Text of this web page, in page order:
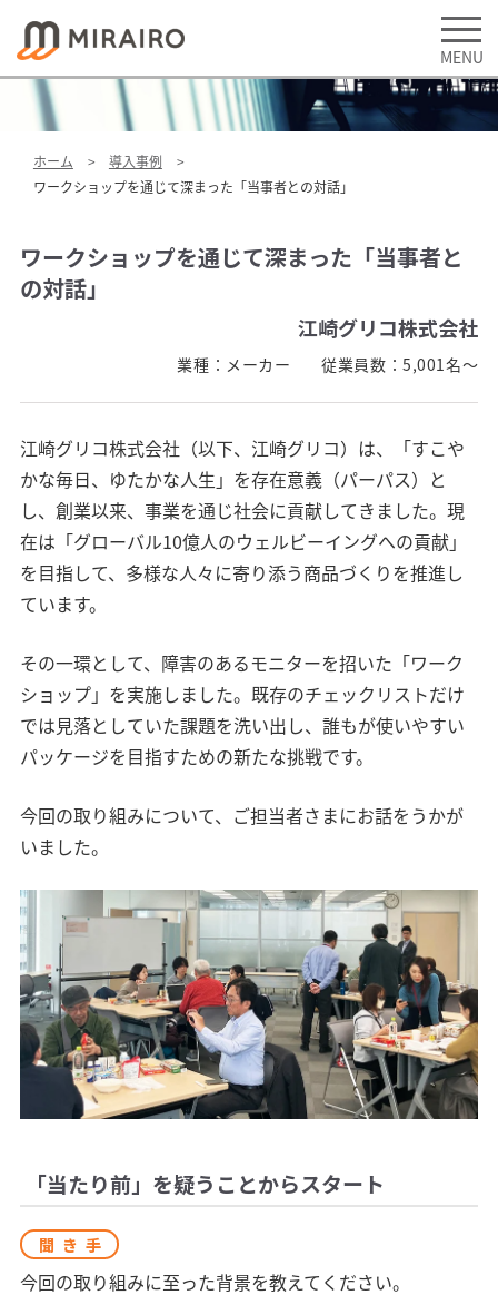
ホーム
導入事例
ワークショップを通じて深まった「当事者との対話」
ワークショップを通じて深まった「当事者と
の対話」
江崎グリコ株式会社
業種： メーカー 従業員数：5,001名～
江崎グリコ株式会社（以下、江崎グリコ）は、「すこや
かな毎日、ゆたかな人生」を存在意義（パーパス）と
し、創業以来、事業を通じ社会に貢献してきました。現
在は「グローバル10億人のウェルビーイングへの貢献」
を目指して、多様な人々に寄り添う商品づくりを推進し
ています。
その一環として、障害のあるモニターを招いた「ワーク
ショップ」を実施しました。既存のチェックリストだけ
では見落としていた課題を洗い出し、誰もが使いやすい
パッケージを目指すための新たな挑戦です。
今回の取り組みについて、ご担当者さまにお話をうかが
いました。
「当たり前」を疑うことからスタート
聞き手
今回の取り組みに至った背景を教えてください。